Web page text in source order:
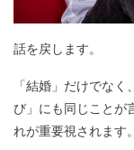
話を戻します。
「結婚」だけでな
び」にも同じことが
れが重要視されます。